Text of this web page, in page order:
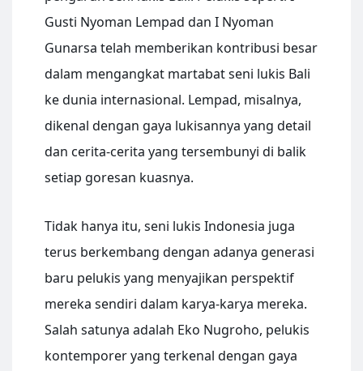
Gusti Nyoman Lempad dan I Nyoman
Gunarsa telah memberikan kontribusi besar
dalam mengangkat martabat seni lukis Bali
ke dunia internasional. Lempad, misalnya,
dikenal dengan gaya lukisannya yang detail
dan cerita-cerita yang tersembunyi di balik
setiap goresan kuasnya.
Tidak hanya itu, seni lukis Indonesia juga
terus berkembang dengan adanya generasi
baru pelukis yang menyajikan perspektif
mereka sendiri dalam karya-karya mereka.
Salah satunya adalah Eko Nugroho, pelukis
kontemporer yang terkenal dengan gaya